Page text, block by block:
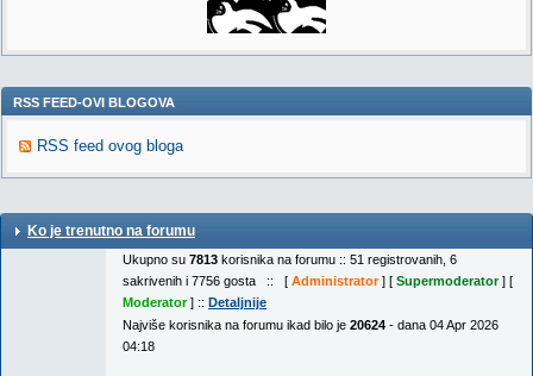
RSS FEED-OVI BLOGOVA
RSS feed ovog bloga
Ko je trenutno na forumu
Ukupno su 7813 korisnika na forumu :: 51 registrovanih, 6
sakrivenih i 7756 gosta :: [ Administrator] [ Supermoderator] [
Moderator] :: Detaljnije
Najviše korisnika na forumu ikad bilo je 20624 - dana 04 Apr 2026
04:18